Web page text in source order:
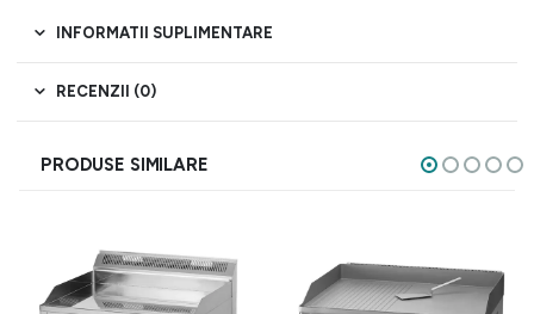
INFORMATII SUPLIMENTARE
RECENZII (0)
PRODUSE SIMILARE